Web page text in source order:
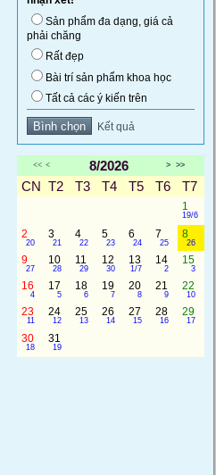
Sản phẩm đa dạng, giá cả
phải chăng
Rất đẹp
Bài trí sản phẩm khoa học
Tất cả các ý kiến trên
Kết quả
<< < 8/2026 > >>
CN T2 T3 T4 T5 T6 T7
1
19/6
2
20
3
21
4
22
5
23
6
24
7
25
8
26
9
27
10
28
11
29
12
30
13
1/7
14
2
15
3
16
4
17
5
18
6
19
7
20
8
21
9
22
10
23
11
24
12
25
13
26
14
27
15
28
16
29
17
30
18
31
19